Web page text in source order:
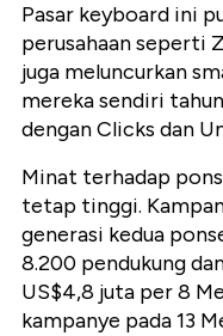
Pasar keyboard ini
perusahaan seperti
juga meluncurkan
mereka sendiri
dengan Clicks dan
Minat terhadap
tetap tinggi.
generasi kedua
8.200 pendukung
US$4,8 juta per 8
kampanye pada 13